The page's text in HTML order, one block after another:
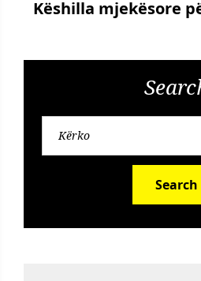
Këshilla mjekësore
Search